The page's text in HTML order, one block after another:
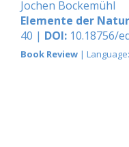
Jochen Bockemühl
Elemente der
40 | DOI: 10.18756/
Book Review | Language: